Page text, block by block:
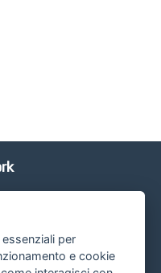
per
e cookie